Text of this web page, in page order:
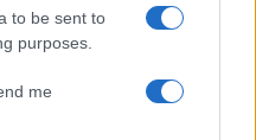
to be sent to
purposes.
me
base luminosa step-by-